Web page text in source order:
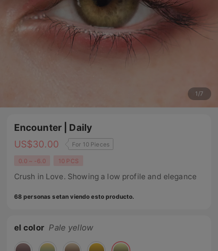
1 /7
Encounter | Daily
US$30.00 For 10 Pieces
0.0 ~ -6.0 10 PCS
Crush in Love. Showing a low profile and elegance
68 personas setan viendo esto producto.
el color Pale yellow